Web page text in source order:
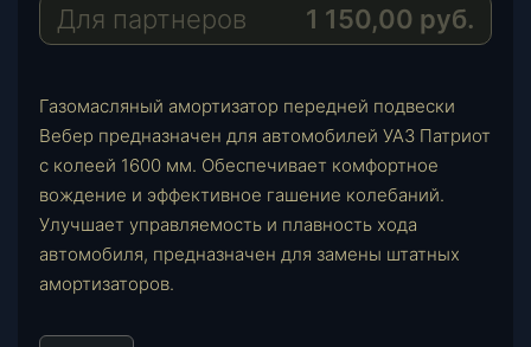
a
A
p
l
Для партнеров 1 150,00 руб.
Газомасляный амортизатор передней подвески
Вебер предназначен для автомобилей УАЗ Патриот
с колеей 1600 мм. Обеспечивает комфортное
вождение и эффективное гашение колебаний.
Улучшает управляемость и плавность хода
автомобиля, предназначен для замены штатных
амортизаторов.